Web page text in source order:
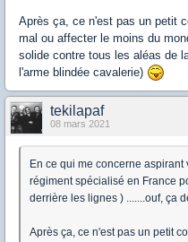
Après ça, ce n'est pas un petit
mal ou affecter le moins du
solide contre tous les aléas de
l'arme blindée cavalerie)
tekilapaf
08 mars 2021
En ce qui me concerne
régiment spécialisé en France
derrière les lignes ) .......ouf, ça
Après ça, ce n'est pas un petit